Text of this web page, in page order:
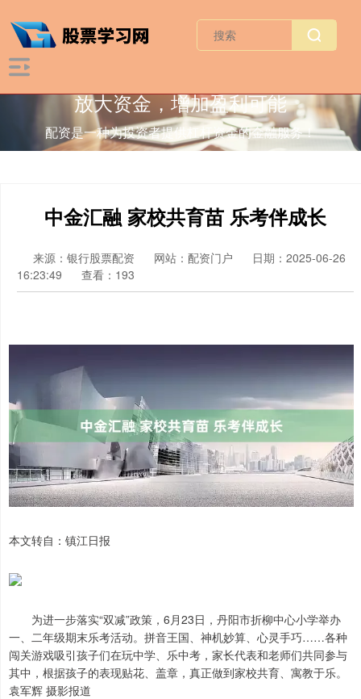
放大资金，增加盈利可能
配资是一种为投资者提供杠杆资金的金融服务！
中金汇融 家校共育苗 乐考伴成长
来源：银行股票配资 网站：配资门户
日期：2025-06-26
16:23:49
查看：193
本文转自：镇江日报
为进一步落实“双减”政策，6月23日，丹阳市折柳中心小学举办
一、二年级期末乐考活动。拼音王国、神机妙算、心灵手巧……各种
闯关游戏吸引孩子们在玩中学、乐中考，家长代表和老师们共同参与
其中，根据孩子的表现贴花、盖章，真正做到家校共育、寓教于乐。
袁军辉 摄影报道